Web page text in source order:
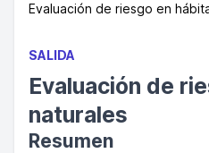
Evaluación de riesgo en
SALIDA
Evaluación de
naturales
Resumen